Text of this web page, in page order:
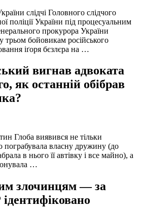
слідчі Головного слідчого
поліції України під процесуальним
прокурора України
трьом бойовикам російського
іґоря бєзлєра на …
вигнав адвоката
як останній обібрав
Глоба виявився не тільки
власну дружину (до
в нього її автівку і все майно), а
…
злочинцям — за